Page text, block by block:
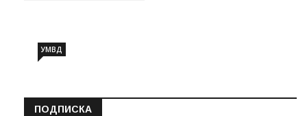
УМВД
ПОДПИСКА